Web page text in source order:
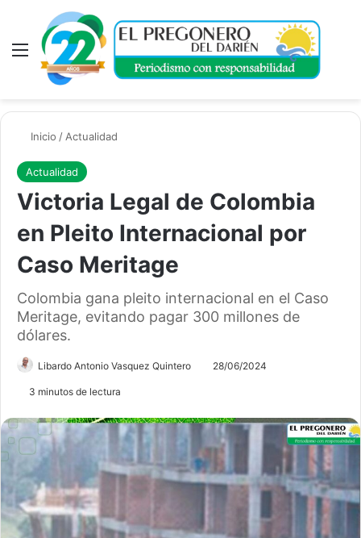
Menú
Inicio / Actualidad
Actualidad
Victoria Legal de Colombia
en Pleito Internacional por
Caso Meritage
Colombia gana pleito internacional en el Caso
Meritage, evitando pagar 300 millones de
dólares.
Libardo Antonio Vasquez Quintero 28/06/2024
3 minutos de lectura